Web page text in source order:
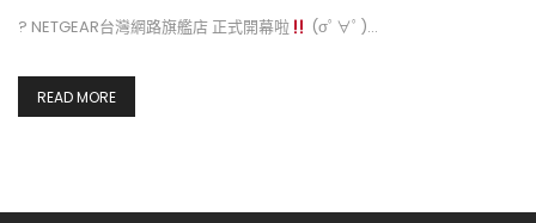
? NETGEAR台灣網路旗艦店 正式開幕啦 (σﾟ∀ﾟ)…
READ MORE